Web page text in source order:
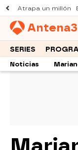
Atrapa un millón
Antena3
SERIES
Noticias